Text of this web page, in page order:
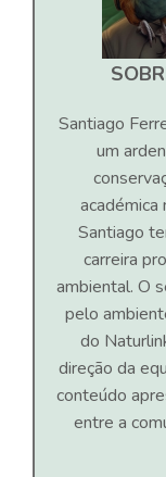
Santiago
um
académica
Santiago
carreira
ambiental. O
pelo
do
direção da
conteúdo
entre a